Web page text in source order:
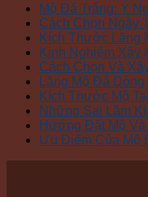
Mộ Đá Trắng: Ý
Cách Chọn Ngày
Kích Thước Lăng
Kinh Nghiệm Xây
Cách Chọn Và
Lăng Mộ Đá
Kích Thước Mộ
Những Sai Lầm
Hướng Đặt Mộ
Ưu Điểm Của Mộ